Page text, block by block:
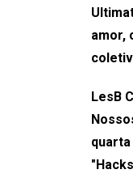
gente
pensar
também
pauta,
amor,
LesB